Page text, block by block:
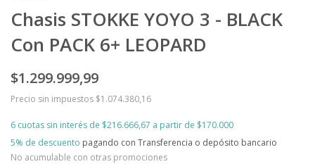
Chasis STOKKE YOYO 3 - BLACK
Con PACK 6+ LEOPARD
$1.299.999,99
Precio sin impuestos $1.074.380,16
6 cuotas sin interés de $216.666,67
5% de descuento pagando con Transferencia o depósito bancario
No acumulable con otras promociones